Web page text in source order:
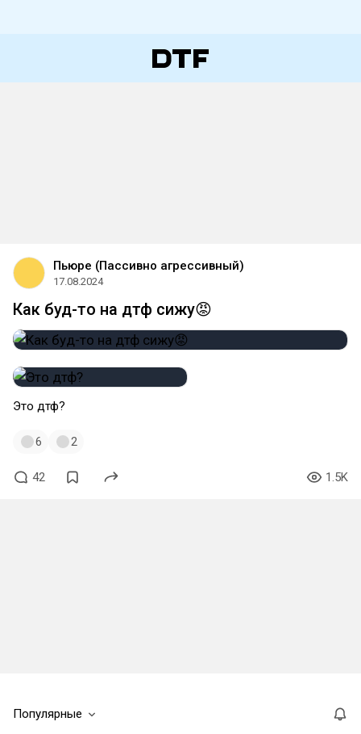
Пьюре (Пассивно агрессивный)
17.08.2024
Как буд-то на дтф сижу😡
Это дтф?
6 2
42 1.5K
Популярные